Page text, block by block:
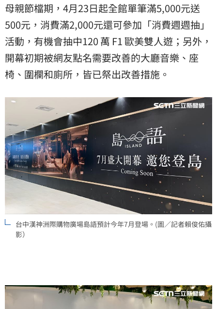
母親節檔期，4月23日起全館單筆滿5,000元送
500元，消費滿2,000元還可參加「消費週週抽」
活動，有機會抽中120 萬 F1 歐美雙人遊；另外，
開幕初期被網友點名需要改善的大廳音樂、座
椅、圍欄和廁所，皆已祭出改善措施。
台中漢神洲際購物廣場島語預計今年7月登場。(圖／記者賴俊佑攝
影）